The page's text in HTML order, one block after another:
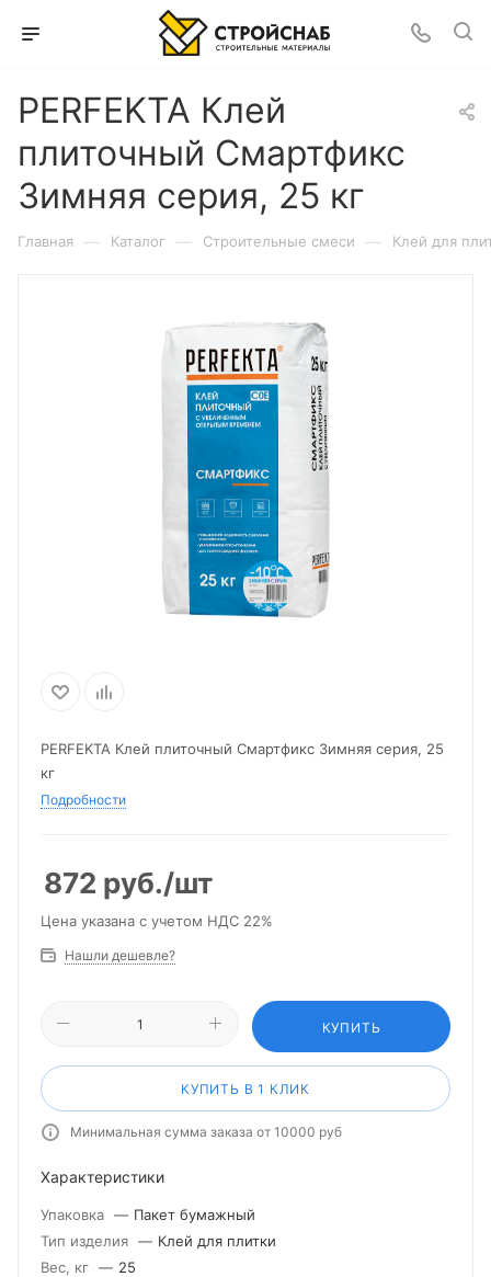
PERFEKTA Клей
плиточный Смартфикс
Зимняя серия, 25 кг
Главная — Каталог — Строительные смеси — Клей для
PERFEKTA Клей плиточный Смартфикс Зимняя серия, 25
кг
Подробности
872 руб./шт
Цена указана с учетом НДС 22%
Нашли дешевле?
КУПИТЬ
КУПИТЬ В 1 КЛИК
Минимальная сумма заказа от 10000 руб
Характеристики
Упаковка — Пакет бумажный
Тип изделия — Клей для плитки
Вес, кг — 25